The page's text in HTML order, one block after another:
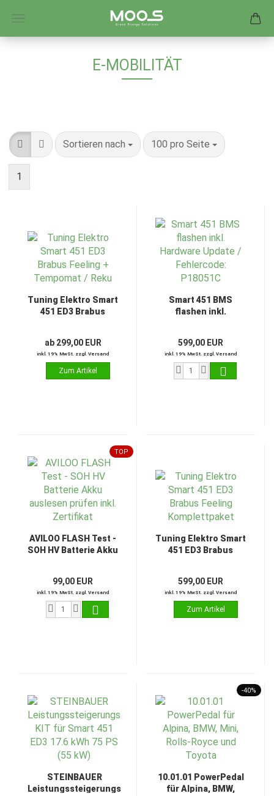
E-MOBILITÄT
Sortieren nach 100 pro Seite
1
Tuning Elektro Smart
451 ED3 Brabus
ab 299,00 EUR
inkl. 19% MwSt. zzgl. Versand
Smart 451 BMS
flashen inkl.
599,00 EUR
inkl. 19% MwSt. zzgl. Versand
TOP
AVILOO FLASH Test -
SOH HV Batterie Akku
99,00 EUR
inkl. 19% MwSt. zzgl. Versand
Tuning Elektro Smart
451 ED3 Brabus
599,00 EUR
inkl. 19% MwSt. zzgl. Versand
STEINBAUER
Leistungssteigerungs
-40%
10.01.01 PowerPedal
für Alpina, BMW,